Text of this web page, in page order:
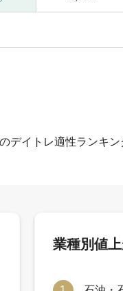
イトレ適性ランキン